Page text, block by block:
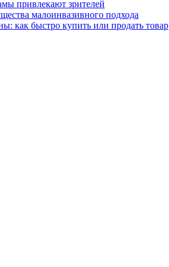
привлекают зрителей
малоинвазивного подхода
как быстро купить или продать товар